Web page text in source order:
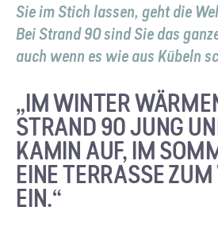
Sie im Stich lassen, geht die
Bei Strand 90 sind Sie das
auch wenn es wie aus Kübeln
„IM WINTER
STRAND 90 JUNG
KAMIN AUF, IM
EINE TERRASSE
EIN.“